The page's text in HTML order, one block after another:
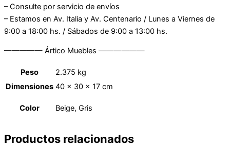
– Consulte por servicio de envíos
– Estamos en Av. Italia y Av. Centenario / Lunes a Viernes de
9:00 a 18:00 hs. / Sábados de 9:00 a 13:00 hs.
————— Ártico Muebles ——————
Peso
2.375 kg
Dimensiones 40 × 30 × 17 cm
Color Beige, Gris
Productos relacionados